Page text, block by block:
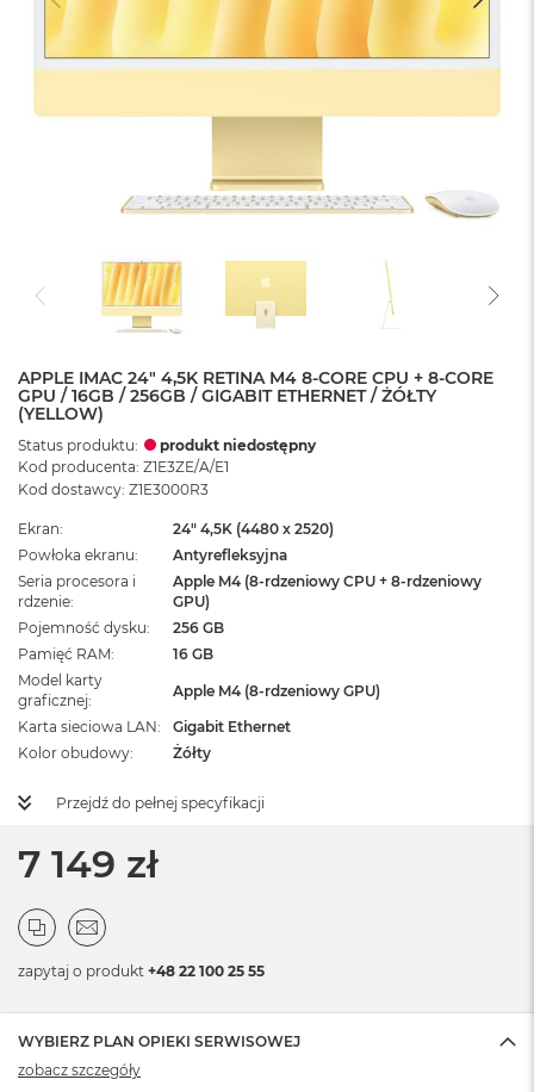
APPLE IMAC 24" 4,5K RETINA M4 8-CORE CPU + 8-CORE
GPU / 16GB / 256GB / GIGABIT ETHERNET / ŻÓŁTY
(YELLOW)
Status produktu:
produkt niedostępny
Kod producenta: Z1E3ZE/A/E1
Kod dostawcy: Z1E3000R3
Ekran
24" 4,5K (4480 x 2520)
Powłoka ekranu
Antyrefleksyjna
Seria procesora i
rdzenie
Apple M4 (8-rdzeniowy CPU + 8-rdzeniowy
GPU)
Pojemność dysku
256 GB
Pamięć RAM
16 GB
Model karty
graficznej
Apple M4 (8-rdzeniowy GPU)
Karta sieciowa LAN
Gigabit Ethernet
Kolor obudowy
Żółty
Przejdź do pełnej specyfikacji
7 149 zł
zapytaj o produkt +48 22 100 25 55
WYBIERZ PLAN OPIEKI SERWISOWEJ
zobacz szczegóły